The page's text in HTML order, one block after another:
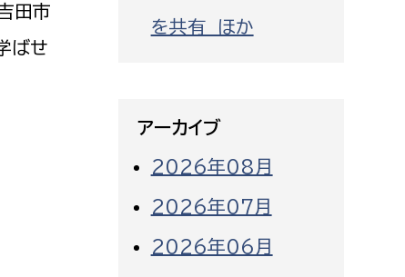
田市
ばせ
を共有 ほか
アーカイブ
2026年08月
2026年07月
2026年06月